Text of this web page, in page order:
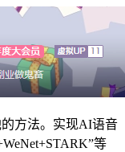
方法。实现AI语音
等